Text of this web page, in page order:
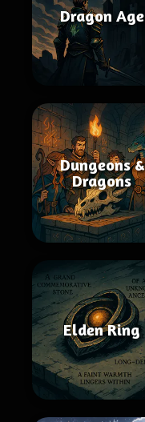
Dragon Age
Dungeons &
Dragons
Elden Ring